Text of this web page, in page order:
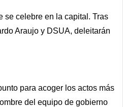
se celebre en la capital. Tras
Araujo y DSUA, deleitarán
para acoger los actos más
del equipo de gobierno